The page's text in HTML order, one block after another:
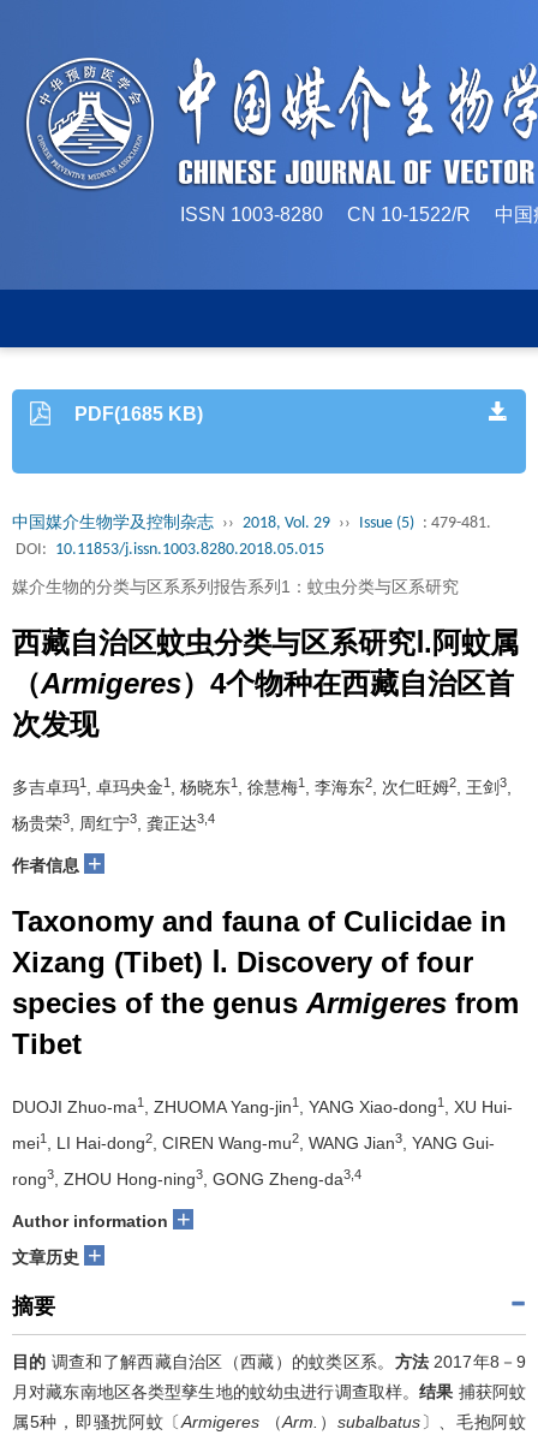
ISSN 1003-8280 CN 10-1522/R 中国
PDF(1685 KB)
中国媒介生物学及控制杂志 ›› 2018, Vol. 29 ›› Issue (5) : 479-481.
DOI: 10.11853/j.issn.1003.8280.2018.05.015
媒介生物的分类与区系系列报告系列1：蚊虫分类与区系研究
西藏自治区蚊虫分类与区系研究Ⅰ.阿蚊属
（Armigeres）4个物种在西藏自治区首
次发现
多吉卓玛1 , 卓玛央金1 , 杨晓东1 , 徐慧梅1 , 李海东2 , 次仁旺姆2 , 王剑 3
杨贵荣3 , 周红宁3 , 龚正达3,4
作者信息 +
Taxonomy and fauna of Culicidae in
Xizang (Tibet) Ⅰ. Discovery of four
species of the genus Armigeres from
Tibet
DUOJI Zhuo-ma1 , ZHUOMA Yang-jin1 , YANG Xiao-dong1
, XU Hui-
mei1 , LI Hai-dong2 , CIREN Wang-mu2 , WANG Jian3
, YANG Gui-
rong3 , ZHOU Hong-ning3 , GONG Zheng-da3,4
Author information +
文章历史 +
摘要
目的 调查和了解西藏自治区（西藏）的蚊类区系。 方法 2017年8－9
月对藏东南地区各类型孳生地的蚊幼虫进行调查取样。结果 捕获阿蚊
属5种，即骚扰阿蚊〔Armigeres （Arm. ） subalbatus〕、毛抱阿蚊